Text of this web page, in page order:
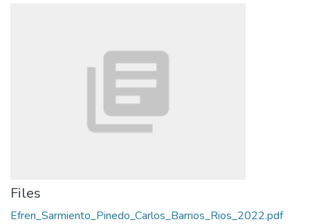
Files
Efren_Sarmiento_Pinedo_Carlos_Barrios_Rios_2022.pdf